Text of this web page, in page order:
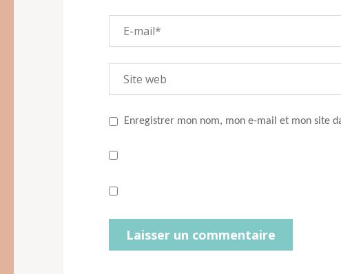
Enregistrer mon nom, mon e-mail et mon site